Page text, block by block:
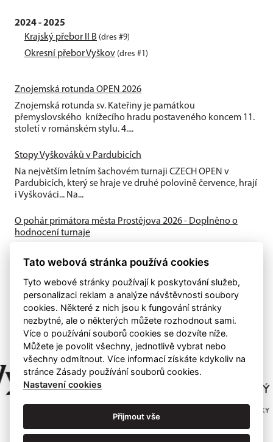
2024 - 2025
Krajský přebor II B (dres #9)
Okresní přebor Vyškov (dres #1)
Znojemská rotunda OPEN 2026
Znojemská rotunda sv. Kateřiny je památkou
přemyslovského knížecího hradu postaveného koncem 11.
století v románském stylu. 4....
Stopy Vyškováků v Pardubicích
Na největším letním šachovém turnaji CZECH OPEN v
Pardubicích, který se hraje ve druhé polovině července, hrají
i Vyškováci... Na...
O pohár primátora města Prostějova 2026 - Doplněno o
hodnocení turnaje
za tah od soboty 27.6. do soboty 4.7.2026 tradičně v
Tato webová stránka používá cookies
Tyto webové stránky používají k poskytování služeb,
personalizaci reklam a analýze návštěvnosti soubory
cookies. Některé z nich jsou k fungování stránky
nezbytné, ale o některých můžete rozhodnout sami.
Více o používání souborů cookies se dozvíte níže.
Můžete je povolit všechny, jednotlivě vybrat nebo
všechny odmítnout. Více informací získáte kdykoliv na
stránce Zásady používání souborů cookies.
Nastavení cookies
Přijmout vše